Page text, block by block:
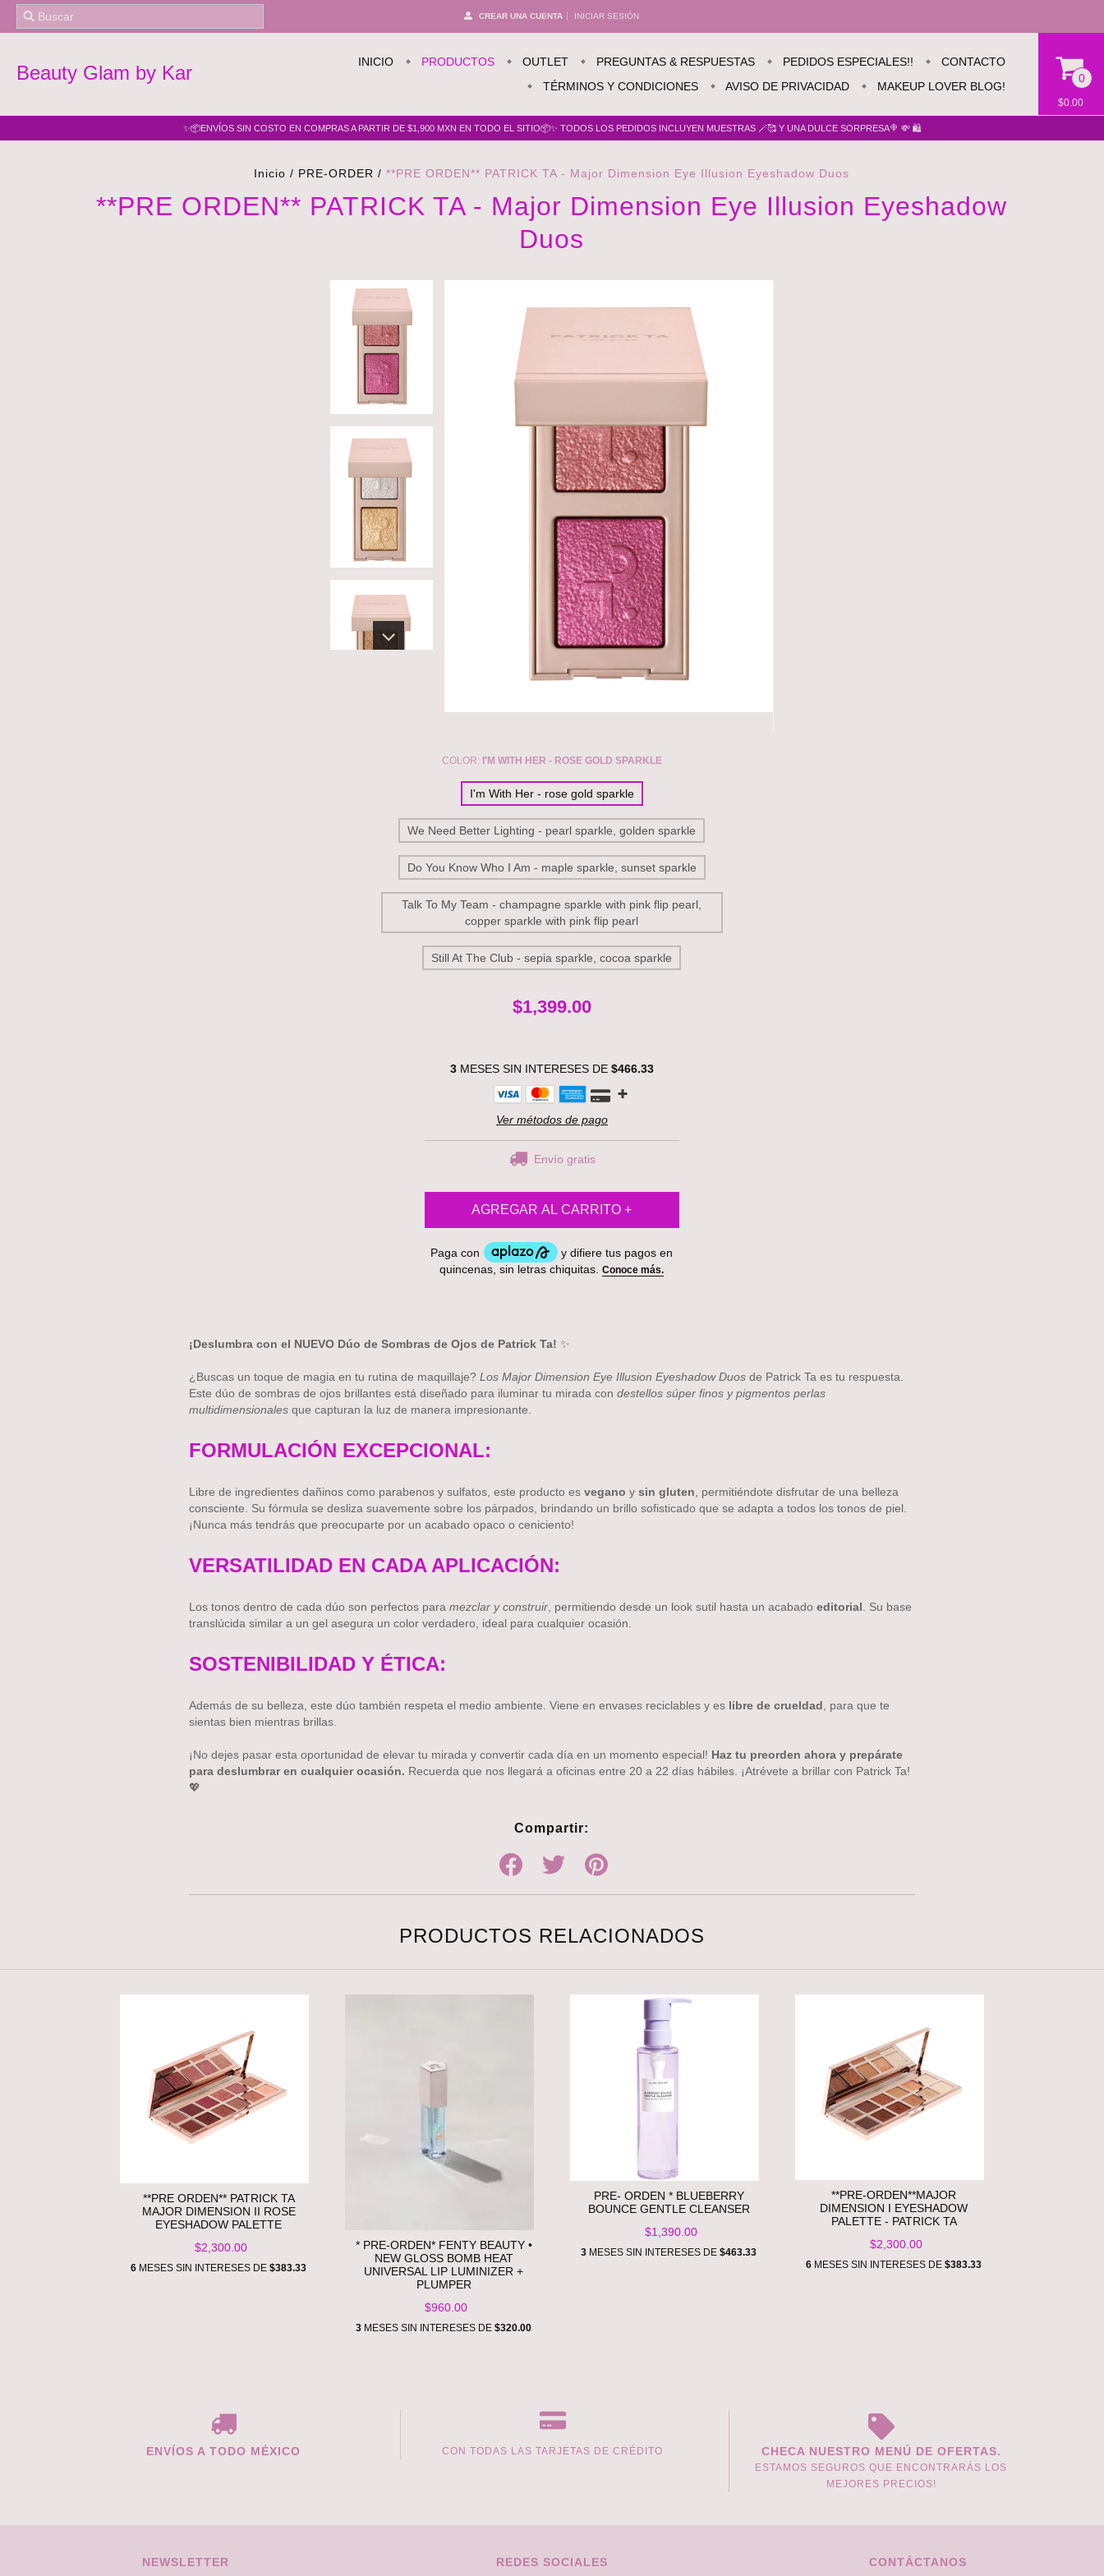
CREAR UNA CUENTA INICIAR SESIÓN
Beauty Glam by Kar INICIO PRODUCTOS OUTLET PREGUNTAS & RESPUESTAS PEDIDOS ESPECIALES!!
CONTACTO
TÉRMINOS Y CONDICIONES
AVISO DE PRIVACIDAD MAKEUP LOVER BLOG!
0
$0.00
✨📦ENVÍOS SIN COSTO EN COMPRAS A PARTIR DE $1,900 MXN EN TODO EL SITIO📦✨ TODOS LOS PEDIDOS INCLUYEN MUESTRAS 🪄🥰 Y UNA DULCE SORPRESA🍭 💸 🛍️
Inicio / PRE-ORDER / **PRE ORDEN** PATRICK TA - Major Dimension Eye Illusion Eyeshadow Duos
**PRE ORDEN** PATRICK TA - Major Dimension Eye Illusion Eyeshadow
Duos
COLOR: I'M WITH HER - ROSE GOLD SPARKLE
I'm With Her - rose gold sparkle
We Need Better Lighting - pearl sparkle, golden sparkle
Do You Know Who I Am - maple sparkle, sunset sparkle
Talk To My Team - champagne sparkle with pink flip pearl,
copper sparkle with pink flip pearl
Still At The Club - sepia sparkle, cocoa sparkle
$1,399.00
3MESES SIN INTERESES DE $466.33
Ver métodos de pago
Envío gratis
¡Deslumbra con el NUEVO Dúo de Sombras de Ojos de Patrick Ta! ✨
¿Buscas un toque de magia en tu rutina de maquillaje? Los Major Dimension Eye Illusion Eyeshadow Duosde Patrick Ta es tu respuesta.
Este dúo de sombras de ojos brillantes está diseñado para iluminar tu mirada con destellos súper finos y pigmentos perlas
multidimensionalesque capturan la luz de manera impresionante.
FORMULACIÓN EXCEPCIONAL:
Libre de ingredientes dañinos como parabenos y sulfatos, este producto es vegano y sin gluten, permitiéndote disfrutar de una belleza
consciente. Su fórmula se desliza suavemente sobre los párpados, brindando un brillo sofisticado que se adapta a todos los tonos de piel.
¡Nunca más tendrás que preocuparte por un acabado opaco o ceniciento!
VERSATILIDAD EN CADA APLICACIÓN:
Los tonos dentro de cada dúo son perfectos para mezclar y construir, permitiendo desde un look sutil hasta un acabado editorial. Su base
translúcida similar a un gel asegura un color verdadero, ideal para cualquier ocasión.
SOSTENIBILIDAD Y ÉTICA:
Además de su belleza, este dúo también respeta el medio ambiente. Viene en envases reciclables y es libre de crueldad, para que te
sientas bien mientras brillas.
¡No dejes pasar esta oportunidad de elevar tu mirada y convertir cada día en un momento especial! Haz tu preorden ahora y prepárate
para deslumbrar en cualquier ocasión. Recuerda que nos llegará a oficinas entre 20 a 22 días hábiles. ¡Atrévete a brillar con Patrick Ta!
💖
Compartir:
PRODUCTOS RELACIONADOS
**PRE ORDEN** PATRICK TA
MAJOR DIMENSION II ROSE
EYESHADOW PALETTE
$2,300.00
6 MESES SIN INTERESES DE $383.33
* PRE-ORDEN* FENTY BEAUTY •
NEW GLOSS BOMB HEAT
UNIVERSAL LIP LUMINIZER +
PLUMPER
$960.00
3 MESES SIN INTERESES DE $320.00
PRE- ORDEN * BLUEBERRY
BOUNCE GENTLE CLEANSER
$1,390.00
3 MESES SIN INTERESES DE $463.33
**PRE-ORDEN**MAJOR
DIMENSION I EYESHADOW
PALETTE - PATRICK TA
$2,300.00
6 MESES SIN INTERESES DE $383.33
ENVÍOS A TODO MÉXICO CON TODAS LAS TARJETAS DE CRÉDITO CHECA NUESTRO MENÚ DE OFERTAS.
ESTAMOS SEGUROS QUE ENCONTRARÁS LOS
MEJORES PRECIOS!
NEWSLETTER REDES SOCIALES CONTÁCTANOS